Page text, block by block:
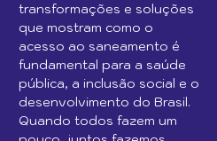
transformações e soluções
que mostram como o
acesso ao saneamento é
fundamental para a saúde
pública, a inclusão social e o
desenvolvimento do Brasil.
Quando todos fazem um